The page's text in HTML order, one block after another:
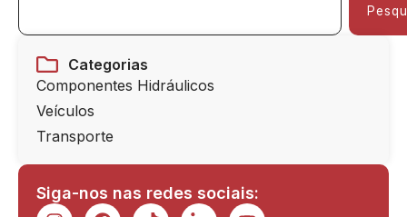
Categorias
Componentes Hidráulicos
Veículos
Transporte
Siga-nos nas redes sociais: